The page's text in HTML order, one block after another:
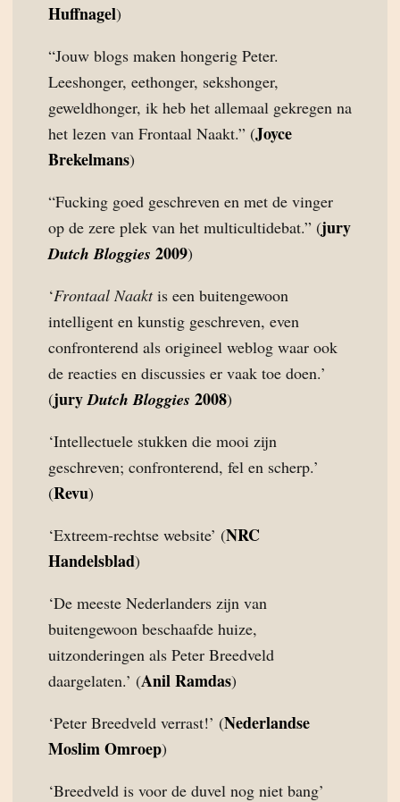
Huffnagel)
“Jouw blogs maken hongerig Peter.
Leeshonger, eethonger, sekshonger,
geweldhonger, ik heb het allemaal gekregen na
het lezen van Frontaal Naakt.” (Joyce
Brekelmans)
“Fucking goed geschreven en met de vinger
op de zere plek van het multicultidebat.” (jury
Dutch Bloggies 2009)
‘Frontaal Naaktis een buitengewoon
intelligent en kunstig geschreven, even
confronterend als origineel weblog waar ook
de reacties en discussies er vaak toe doen.’
(juryDutch Bloggies 2008)
‘Intellectuele stukken die mooi zijn
geschreven; confronterend, fel en scherp.’
(Revu)
‘Extreem-rechtse website’ (NRC
Handelsblad)
‘De meeste Nederlanders zijn van
buitengewoon beschaafde huize,
uitzonderingen als Peter Breedveld
daargelaten.’ (Anil Ramdas)
‘Peter Breedveld verrast!’ (Nederlandse
Moslim Omroep)
‘Breedveld is voor de duvel nog niet bang’